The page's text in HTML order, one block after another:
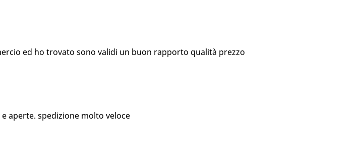
ed ho trovato sono validi un buon rapporto qualità prezzo
aperte. spedizione molto veloce